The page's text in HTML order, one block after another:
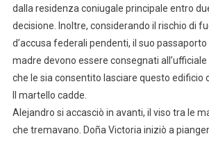
dalla residenza coniugale principale entro
decisione. Inoltre, considerando il rischio di
d’accusa federali pendenti, il suo
madre devono essere consegnati
che le sia consentito lasciare questo edificio
Il martello cadde.
Alejandro si accasciò in avanti, il viso tra le
che tremavano. Doña Victoria iniziò a